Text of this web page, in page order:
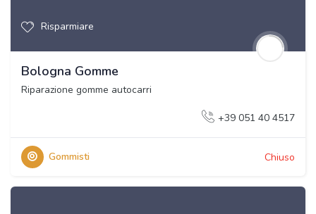
Risparmiare
Bologna Gomme
Riparazione gomme autocarri
+39 051 40 4517
Gommisti Chiuso